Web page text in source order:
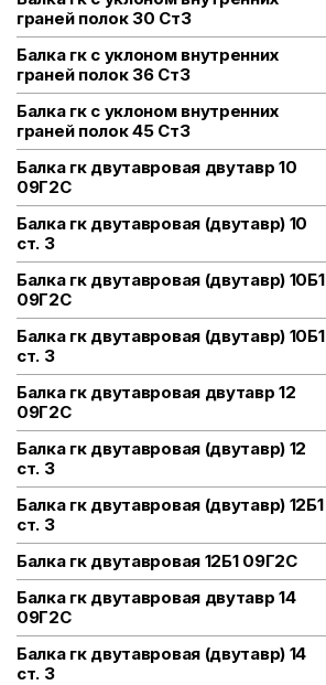
граней полок 30 Ст3
Балка гк с уклоном внутренних
граней полок 36 Ст3
Балка гк с уклоном внутренних
граней полок 45 Ст3
Балка гк двутавровая двутавр 10
09Г2С
Балка гк двутавровая (двутавр) 10
ст. 3
Балка гк двутавровая (двутавр) 10Б1
09Г2С
Балка гк двутавровая (двутавр) 10Б1
ст. 3
Балка гк двутавровая двутавр 12
09Г2С
Балка гк двутавровая (двутавр) 12
ст. 3
Балка гк двутавровая (двутавр) 12Б1
ст. 3
Балка гк двутавровая 12Б1 09Г2С
Балка гк двутавровая двутавр 14
09Г2С
Балка гк двутавровая (двутавр) 14
ст. 3